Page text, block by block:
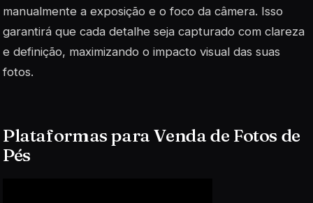
manualmente a exposição e o foco da câmera. Isso
garantirá que cada detalhe seja capturado com clareza
e definição, maximizando o impacto visual das suas
fotos.
Plataformas para Venda de Fotos de
Pés